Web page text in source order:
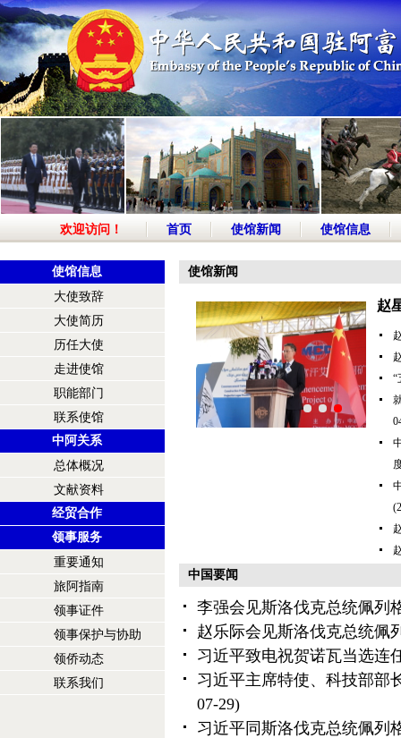
欢迎访问！ 首页 使馆新闻 使馆信息
使馆信息
大使致辞
大使简历
历任大使
走进使馆
职能部门
联系使馆
中阿关系
总体概况
文献资料
经贸合作
领事服务
重要通知
旅阿指南
领事证件
领事保护与协助
领侨动态
联系我们
使馆新闻
赵
“
中国要闻
李强会见斯洛伐克总统佩列
赵乐际会见斯洛伐克总统佩
习近平致电祝贺诺瓦当选连
习近平主席特使、科技部部
07-29)
习近平同斯洛伐克总统佩列